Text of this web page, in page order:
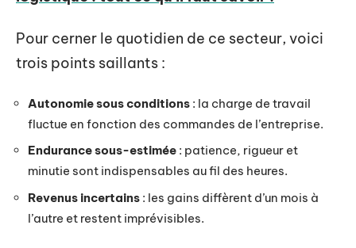
Pour cerner le quotidien de ce secteur, voici
trois points saillants :
Autonomie sous conditions : la charge de travail
fluctue en fonction des commandes de l’entreprise.
Endurance sous-estimée : patience, rigueur et
minutie sont indispensables au fil des heures.
Revenus incertains : les gains diffèrent d’un mois à
l’autre et restent imprévisibles.